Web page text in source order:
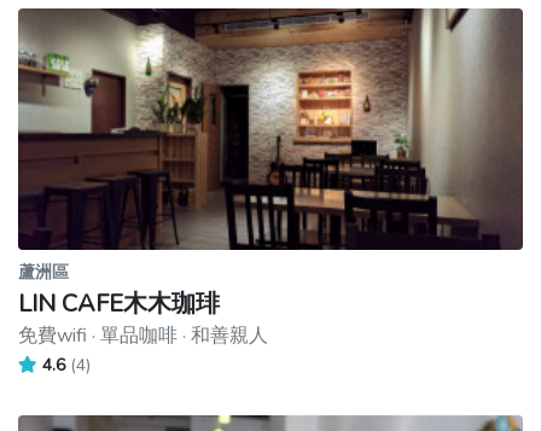
蘆洲區
LIN CAFE木木珈琲
免費wifi · 單品咖啡 · 和善親人
4.6 (4)